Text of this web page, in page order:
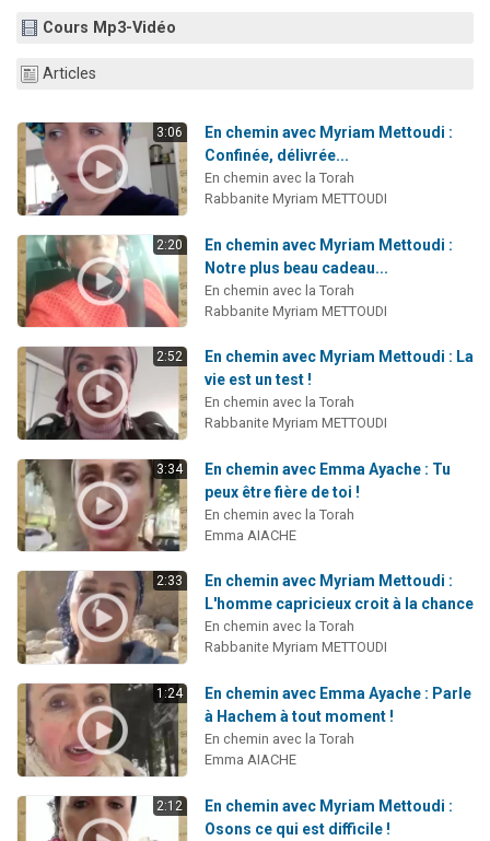
Cours Mp3-Vidéo
Articles
3:06
En chemin avec Myriam Mettoudi :
Confinée, délivrée...
En chemin avec la Torah
Rabbanite Myriam METTOUDI
2:20
En chemin avec Myriam Mettoudi :
Notre plus beau cadeau...
En chemin avec la Torah
Rabbanite Myriam METTOUDI
2:52
En chemin avec Myriam Mettoudi : La
vie est un test !
En chemin avec la Torah
Rabbanite Myriam METTOUDI
3:34
En chemin avec Emma Ayache : Tu
peux être fière de toi !
En chemin avec la Torah
Emma AIACHE
2:33
En chemin avec Myriam Mettoudi :
L'homme capricieux croit à la chance
En chemin avec la Torah
Rabbanite Myriam METTOUDI
1:24
En chemin avec Emma Ayache : Parle
à Hachem à tout moment !
En chemin avec la Torah
Emma AIACHE
2:12
En chemin avec Myriam Mettoudi :
Osons ce qui est difficile !